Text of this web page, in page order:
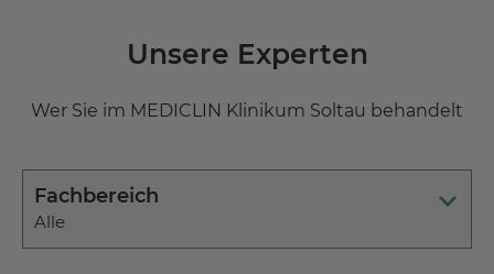
Unsere Experten
Wer Sie im MEDICLIN Klinikum Soltau behandelt
Fachbereich
Alle